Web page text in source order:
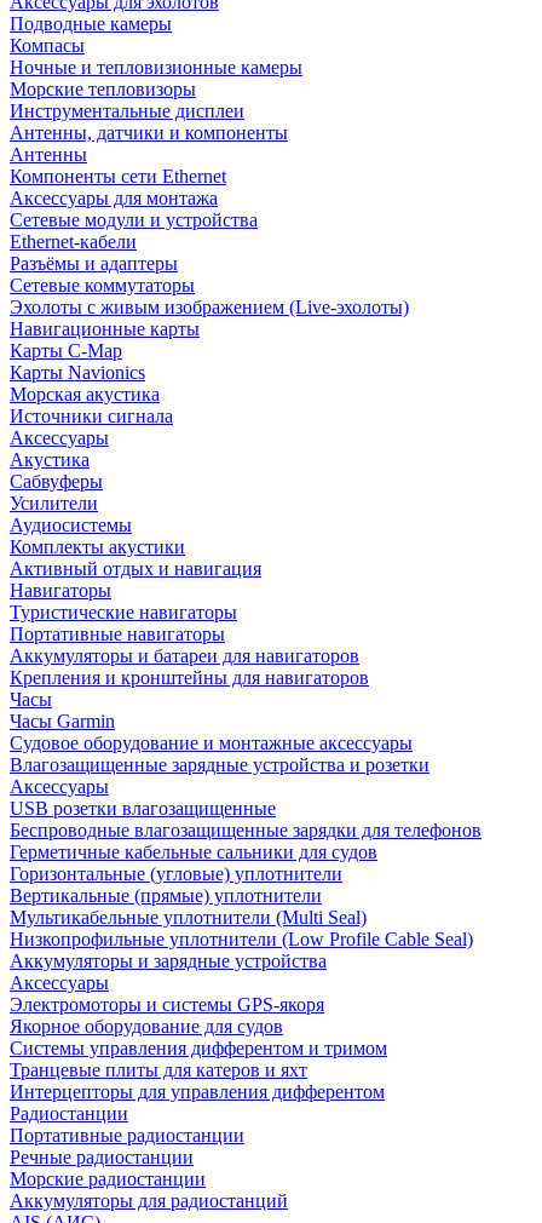
Подводные камеры
Компасы
Ночные и тепловизионные камеры
Морские тепловизоры
Инструментальные дисплеи
Антенны, датчики и компоненты
Антенны
Компоненты сети Ethernet
Аксессуары для монтажа
Сетевые модули и устройства
Ethernet-кабели
Разъёмы и адаптеры
Сетевые коммутаторы
Эхолоты с живым изображением (Live-эхолоты)
Навигационные карты
Карты C-Map
Карты Navionics
Морская акустика
Источники сигнала
Аксессуары
Акустика
Сабвуферы
Усилители
Аудиосистемы
Комплекты акустики
Активный отдых и навигация
Навигаторы
Туристические навигаторы
Портативные навигаторы
Аккумуляторы и батареи для навигаторов
Крепления и кронштейны для навигаторов
Часы
Часы Garmin
Судовое оборудование и монтажные аксессуары
Влагозащищенные зарядные устройства и розетки
Аксессуары
USB розетки влагозащищенные
Беспроводные влагозащищенные зарядки для телефонов
Герметичные кабельные сальники для судов
Горизонтальные (угловые) уплотнители
Вертикальные (прямые) уплотнители
Мультикабельные уплотнители (Multi Seal)
Низкопрофильные уплотнители (Low Profile Cable Seal)
Аккумуляторы и зарядные устройства
Аксессуары
Электромоторы и системы GPS-якоря
Якорное оборудование для судов
Системы управления дифферентом и тримом
Транцевые плиты для катеров и яхт
Интерцепторы для управления дифферентом
Радиостанции
Портативные радиостанции
Речные радиостанции
Морские радиостанции
Аккумуляторы для радиостанций